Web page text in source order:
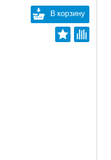
В корзину